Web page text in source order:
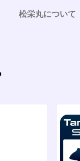
松栄丸について